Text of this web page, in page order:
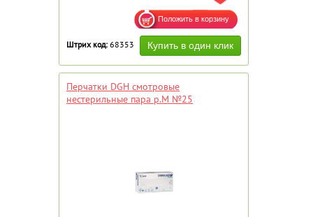
Штрих код: 68353
Перчатки DGH смотровые
нестерильные пара р.M №25